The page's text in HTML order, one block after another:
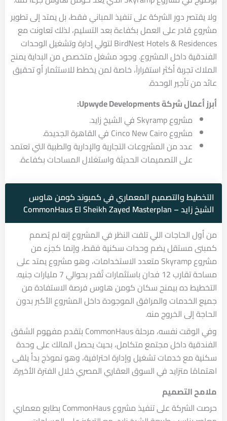
ولا يقتصر دور الشركة على تنفيذ المباني فقط، بل يمتد إلى تطوير
مشروع قادر على العمل بكفاءة بعد التسليم، لذلك تعاونت مع
BirdNest Hotels & Residences لتولي إدارة وتشغيل الوحدات
الفندقية داخل المشروع. وجود مشغل متخصص من البداية يمنح
الملاك تجربة أكثر استقراراً، خاصة لمن يخطط للاستثمار أو تحقيق
عائد من تأجير الوحدة.
أبرز أعمال شركة Upwyde Developments:
مشروع Skyramp في الشيخ زايد.
مشروع Cinco New Cairo في القاهرة الجديدة.
عدد من المشروعات التجارية والإدارية والطبية التي تعتمد
على التصميمات الحديثة واستغلال المساحات بكفاءة.
التخطيط والتصميم المعماري في كمبوند كومن هاوس
الشيخ زايد – CommonHaus El Sheikh Zayed Masterplan
من أول الحاجات اللي تلفت النظر في المشروع إنه لم يُصمم
كمبنى مستقل يضم وحدات سكنية فقط، وإنما كجزء من
مشروع Skyramp متعدد الاستخدامات، وهو مشروع يمتد على
مساحة تقارب 12 فدان باستثمارات تُقدر بحوالي 7 مليارات جنيه.
التخطيط ده بيمنح سكان كومن هاوس فرصة الاستفادة من
جميع الخدمات والمرافق الموجودة داخل المشروع الأكبر بدون
الحاجة إلى الخروج منه.
وفي الوقت نفسه، مرحلة CommonHaus بتقدم مفهوم الشقق
الفندقية داخل مجتمع متكامل، بحيث يحصل المالك على وحدة
سكنية مع خدمات تشغيل وإدارة احترافية، وهو نموذج بدأ يلقى
اهتمامًا متزايد في السوق العقاري المصري خلال الفترة الأخيرة.
ملامح التصميم
حرصت الشركة على تنفيذ مشروع CommonHaus بطابع معماري